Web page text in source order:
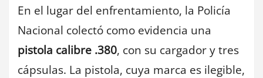
En el lugar del enfrentamiento, la Policía
Nacional colectó como evidencia una
pistola calibre .380, con su cargador y tres
cápsulas. La pistola, cuya marca es ilegible,